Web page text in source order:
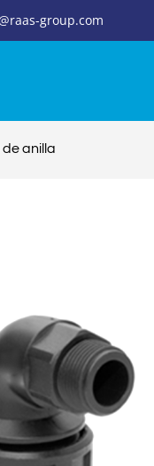
group.com
anilla